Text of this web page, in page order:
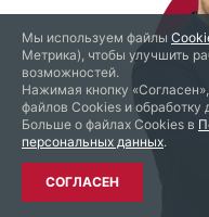
Мы используем файлы
Метрика), чтобы улучшить
возможностей.
Нажимая кнопку
файлов Cookies и обработку
Больше о файлах Cookies в
персональных данных.
СОГЛАСЕН